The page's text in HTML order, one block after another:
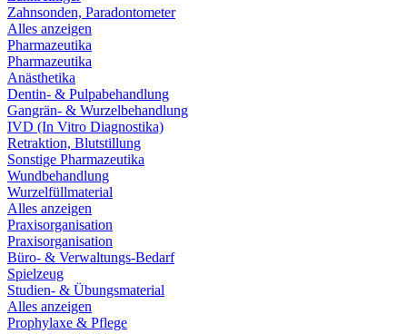
Zahnsonden, Paradontometer
Alles anzeigen
Pharmazeutika
Pharmazeutika
Anästhetika
Dentin- & Pulpabehandlung
Gangrän- & Wurzelbehandlung
IVD (In Vitro Diagnostika)
Retraktion, Blutstillung
Sonstige Pharmazeutika
Wundbehandlung
Wurzelfüllmaterial
Alles anzeigen
Praxisorganisation
Praxisorganisation
Büro- & Verwaltungs-Bedarf
Spielzeug
Studien- & Übungsmaterial
Alles anzeigen
Prophylaxe & Pflege